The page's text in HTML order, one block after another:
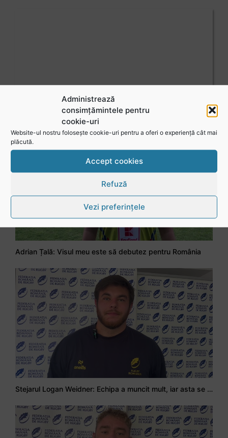
Administrează
consimțămintele pentru
cookie-uri
Website-ul nostru folosește cookie-uri pentru a oferi o experiență cât mai
plăcută.
Accept cookies
Refuză
Vezi preferințele
Adrian Țală: Visul meu este să debutez pentru România
Stejarul Logan Weidner: Echipa a muncit mult, iar asta se va vedea în meciurile de la Nations Cup